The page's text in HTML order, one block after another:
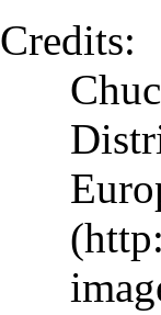
Credits: